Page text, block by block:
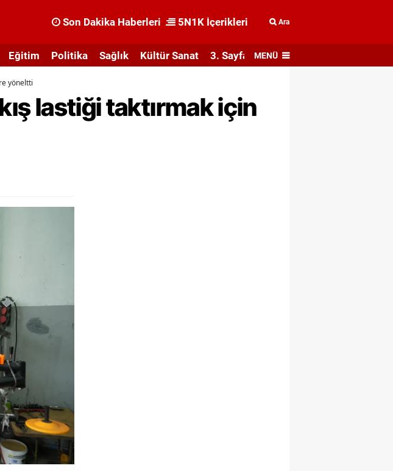
Son Dakika Haberleri 5N1K İçerikleri Ara
Eğitim Politika Sağlık Kültür Sanat 3. Sayfa MENÜ
yöneltti
lastiği taktırmak için